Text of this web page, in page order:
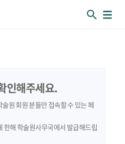
인해주세요.
원 회원 분들만 접속할 수 있는 페
한해 학술원사무국에서 발급해드립